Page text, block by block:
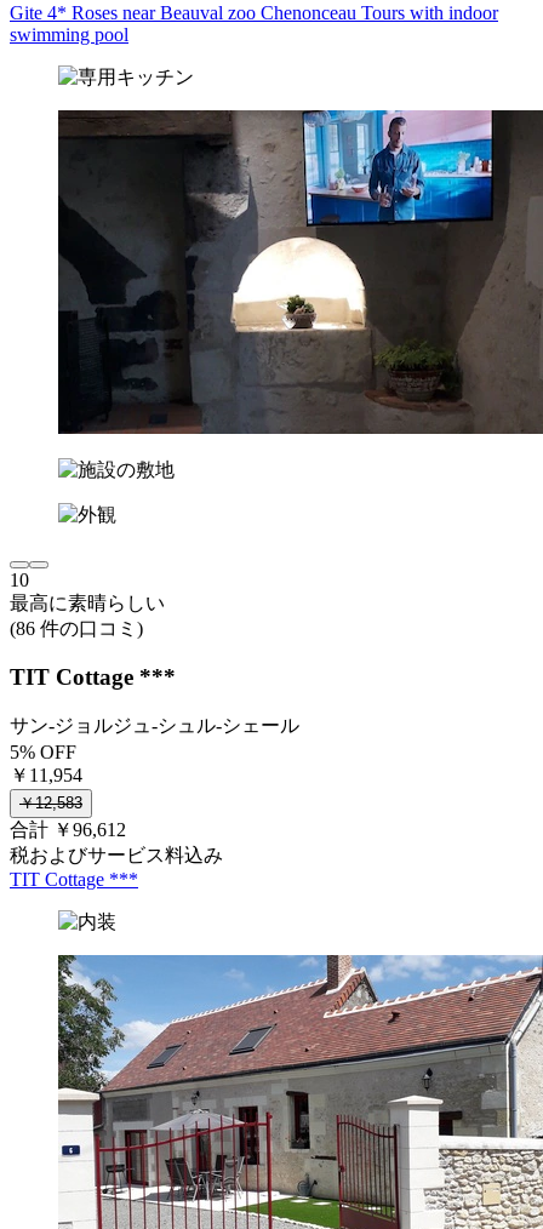
Gite 4* Roses near Beauval zoo Chenonceau Tours with indoor
swimming pool
10
最高に素晴らしい
(86 件の口コミ)
TIT Cottage ***
サン-ジョルジュ-シュル-シェール
5% OFF
￥11,954
￥12,583
合計 ￥96,612
税およびサービス料込み
TIT Cottage ***